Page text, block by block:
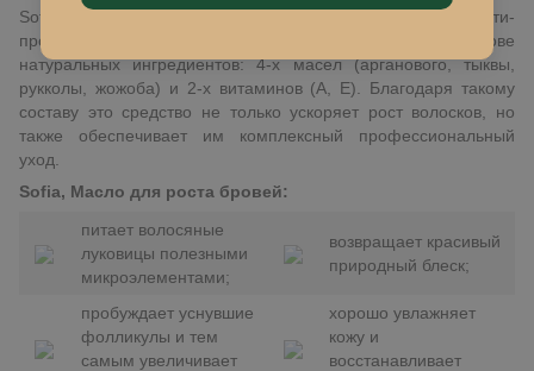
Sofia, Масло для роста бровей (3 мл) – эффективный бьюти-
продукт, который мы изготавливаем полностью на основе
натуральных ингредиентов: 4-х масел (арганового, тыквы,
рукколы, жожоба) и 2-х витаминов (A, E). Благодаря такому
составу это средство не только ускоряет рост волосков, но
также обеспечивает им комплексный профессиональный
уход.
Sofia, Масло для роста бровей:
питает волосяные
луковицы полезными
микроэлементами;
возвращает красивый
природный блеск;
пробуждает уснувшие
фолликулы и тем
самым увеличивает
хорошо увлажняет
кожу и
восстанавливает